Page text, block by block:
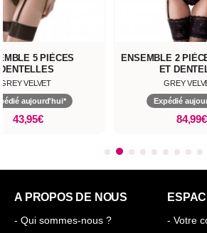
5 PIÈCES
DENTELLES
GREY VELVET
aujourd'hui*
43,95€
ENSEMBLE 2
ET
GREY
Expédié
84,99€
A PROPOS DE NOUS
- Qui sommes-nous ?
- Votre